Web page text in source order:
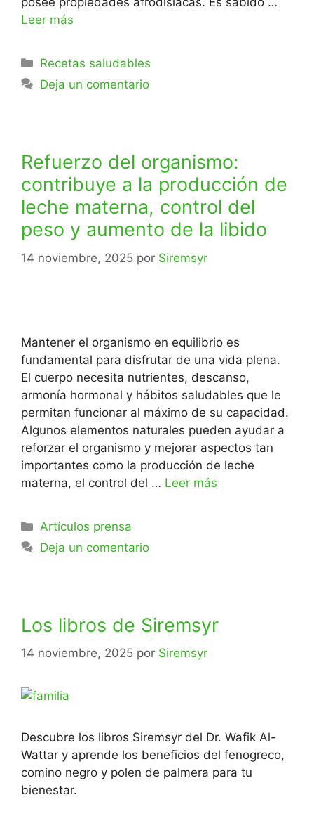
Leer más
Recetas saludables
Deja un comentario
Refuerzo del organismo:
contribuye a la producción de
leche materna, control del
peso y aumento de la libido
14 noviembre, 2025 por Siremsyr
Mantener el organismo en equilibrio es
fundamental para disfrutar de una vida plena.
El cuerpo necesita nutrientes, descanso,
armonía hormonal y hábitos saludables que le
permitan funcionar al máximo de su capacidad.
Algunos elementos naturales pueden ayudar a
reforzar el organismo y mejorar aspectos tan
importantes como la producción de leche
materna, el control del … Leer más
Artículos prensa
Deja un comentario
Los libros de Siremsyr
14 noviembre, 2025 por Siremsyr
Descubre los libros Siremsyr del Dr. Wafik Al-
Wattar y aprende los beneficios del fenogreco,
comino negro y polen de palmera para tu
bienestar.